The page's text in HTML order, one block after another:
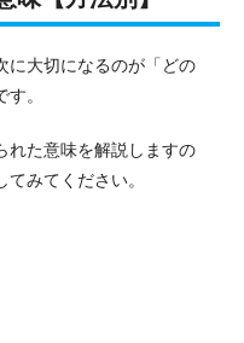
に大切になるのが「どの
。
れた意味を解説しますの
みてください。